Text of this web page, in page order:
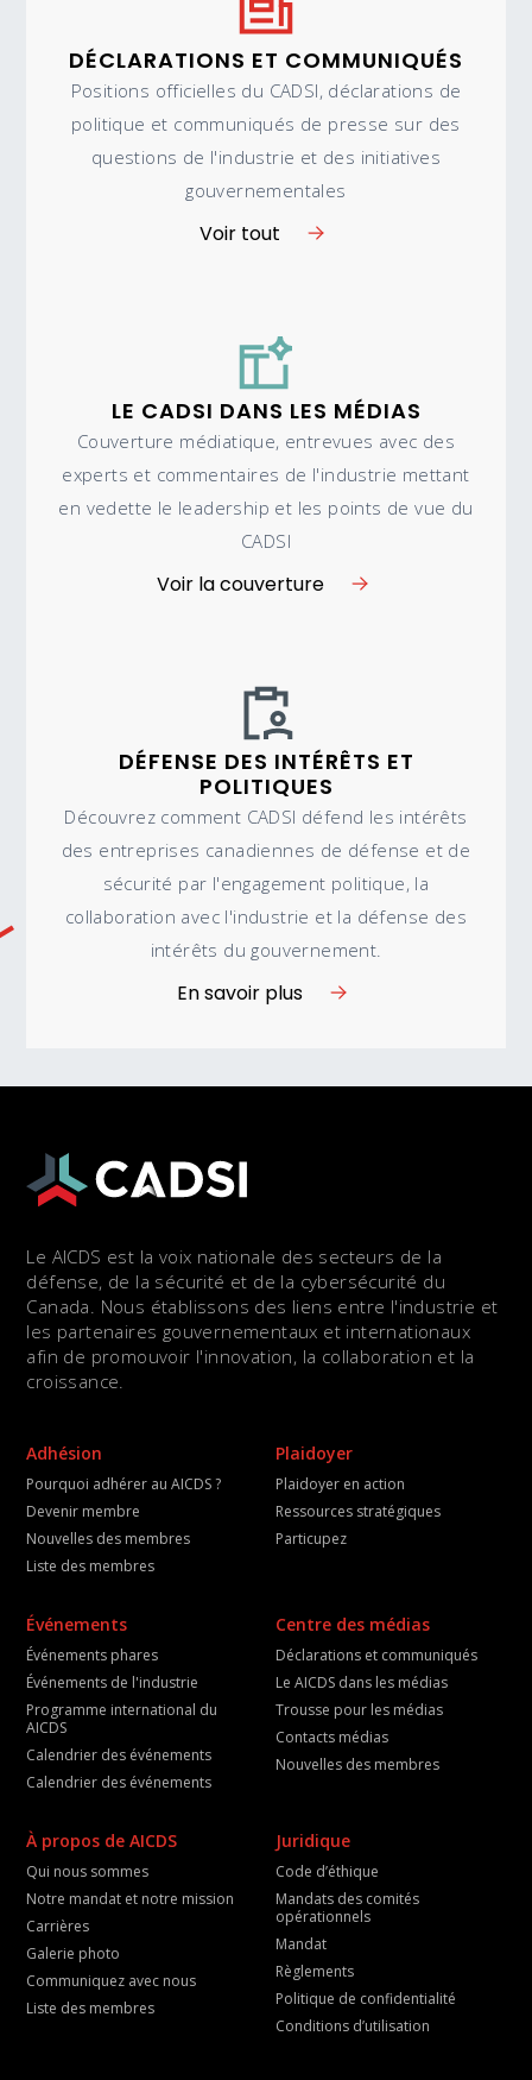
DÉCLARATIONS ET COMMUNIQUÉS
Positions officielles du CADSI, déclarations de
politique et communiqués de presse sur des
questions de l'industrie et des initiatives
gouvernementales
Voir tout
LE CADSI DANS LES MÉDIAS
Couverture médiatique, entrevues avec des
experts et commentaires de l'industrie mettant
en vedette le leadership et les points de vue du
CADSI
Voir la couverture
DÉFENSE DES INTÉRÊTS ET
POLITIQUES
Découvrez comment CADSI défend les intérêts
des entreprises canadiennes de défense et de
sécurité par l'engagement politique, la
collaboration avec l'industrie et la défense des
intérêts du gouvernement.
En savoir plus
Le AICDS est la voix nationale des secteurs de la
défense, de la sécurité et de la cybersécurité du
Canada. Nous établissons des liens entre l'industrie et
les partenaires gouvernementaux et internationaux
afin de promouvoir l'innovation, la collaboration et la
croissance.
Adhésion
Pourquoi adhérer au AICDS ?
Devenir membre
Nouvelles des membres
Liste des membres
Plaidoyer
Plaidoyer en action
Ressources stratégiques
Particupez
Événements
Événements phares
Événements de l'industrie
Programme international du
AICDS
Calendrier des événements
Calendrier des événements
Centre des médias
Déclarations et communiqués
Le AICDS dans les médias
Trousse pour les médias
Contacts médias
Nouvelles des membres
À propos de AICDS
Qui nous sommes
Notre mandat et notre mission
Carrières
Galerie photo
Communiquez avec nous
Liste des membres
Juridique
Code d’éthique
Mandats des comités
opérationnels
Mandat
Règlements
Politique de confidentialité
Conditions d’utilisation